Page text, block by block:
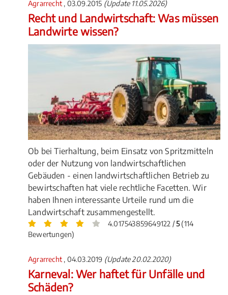
Agrarrecht , 03.09.2015 (Update 11.05.2026)
Recht und Landwirtschaft: Was müssen
Landwirte wissen?
Ob bei Tierhaltung, beim Einsatz von Spritzmitteln
oder der Nutzung von landwirtschaftlichen
Gebäuden - einen landwirtschaftlichen Betrieb zu
bewirtschaften hat viele rechtliche Facetten. Wir
haben Ihnen interessante Urteile rund um die
Landwirtschaft zusammengestellt.
4.017543859649122 /5(114
Bewertungen)
Agrarrecht , 04.03.2019 (Update 20.02.2020)
Karneval: Wer haftet für Unfälle und
Schäden?